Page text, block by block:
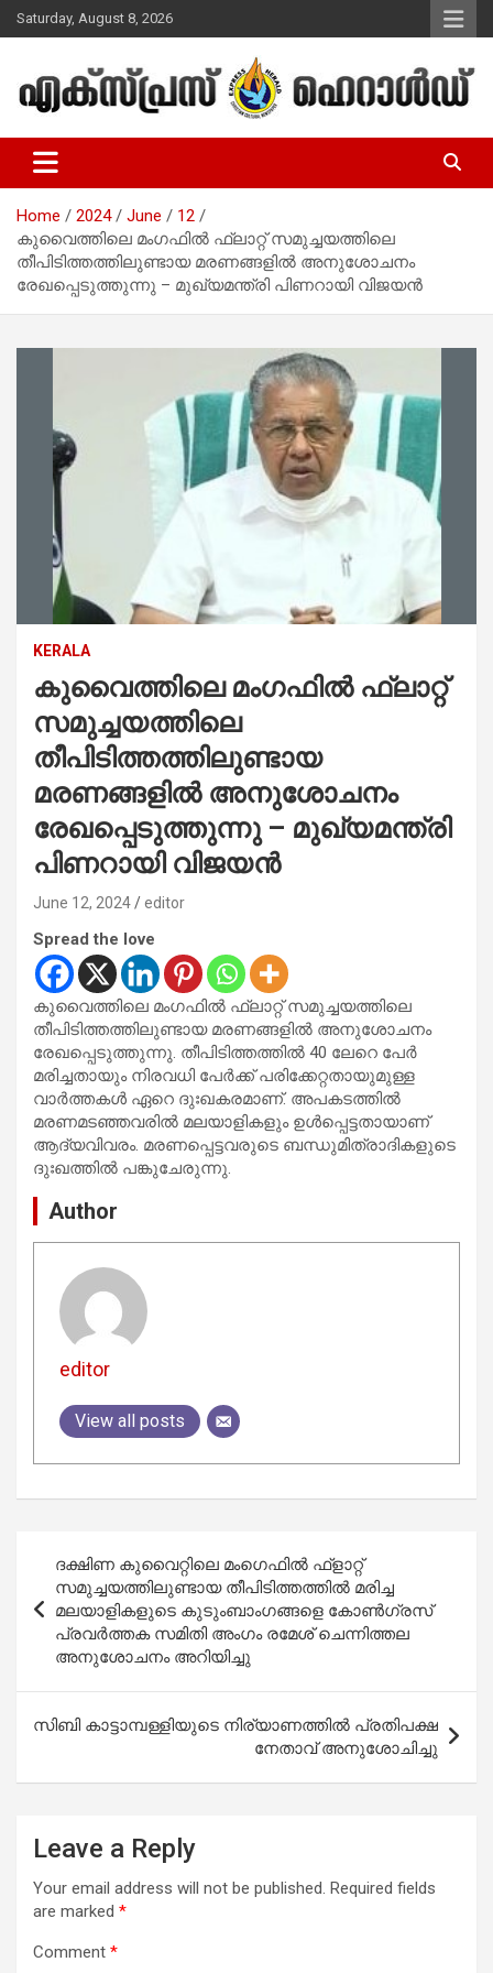
Skip
to
Saturday, August 8, 2026
Express Herald – Malayalam
Christian News
Home 2024 June
12
കുവൈത്തിലെ മംഗഫില്‍ ഫ്ലാറ്റ് സമുച്ചയത്തിലെ
തീപിടിത്തത്തിലുണ്ടായ മരണങ്ങളിൽ അനുശോചനം
രേഖപ്പെടുത്തുന്നു – മുഖ്യമന്ത്രി പിണറായി വിജയന്‍
KERALA
കുവൈത്തിലെ മംഗഫില്‍ ഫ്ലാറ്റ്
സമുച്ചയത്തിലെ
തീപിടിത്തത്തിലുണ്ടായ
മരണങ്ങളിൽ അനുശോചനം
രേഖപ്പെടുത്തുന്നു – മുഖ്യമന്ത്രി
പിണറായി വിജയന്‍
June 12, 2024 editor
Spread the love
കുവൈത്തിലെ മംഗഫില്‍ ഫ്ലാറ്റ് സമുച്ചയത്തിലെ
തീപിടിത്തത്തിലുണ്ടായ മരണങ്ങളിൽ അനുശോചനം
രേഖപ്പെടുത്തുന്നു. തീപിടിത്തത്തിൽ 40 ലേറെ പേർ
മരിച്ചതായും നിരവധി പേര്‍ക്ക് പരിക്കേറ്റതായുമുള്ള
വാര്‍ത്തകള്‍ ഏറെ ദുഃഖകരമാണ്. അപകടത്തില്‍
മരണമടഞ്ഞവരിൽ മലയാളികളും ഉൾപ്പെട്ടതായാണ്
ആദ്യവിവരം. മരണപ്പെട്ടവരുടെ ബന്ധുമിത്രാദികളുടെ
ദുഃഖത്തില്‍ പങ്കുചേരുന്നു.
Author
editor
View all posts
navigation
ദക്ഷിണ കുവൈറ്റിലെ മംഗെഫിൽ ഫ്ളാറ്റ്
സമുച്ചയത്തിലുണ്ടായ തീപിടിത്തത്തിൽ മരിച്ച
മലയാളികളുടെ കുടുംബാം​ഗങ്ങളെ കോൺ​ഗ്രസ്
പ്രവർത്തക സമിതി അം​ഗം രമേശ് ചെന്നിത്തല
അനുശോചനം അറിയിച്ചു
സിബി കാട്ടാമ്പള്ളിയുടെ നിര്യാണത്തില്‍ പ്രതിപക്ഷ
നേതാവ് അനുശോചിച്ചു
Leave a Reply
Your email address will not be published. Required fields
are marked *
Comment *